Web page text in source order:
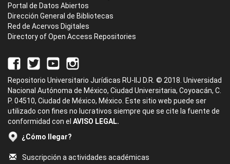
Portal de Datos Abiertos
Dirección General de Bibliotecas
Red de Acervos Digitales
Directory of Open Access Repositories
Repositorio Universitario Jurídicas RU-IIJ D.R. © 2018. Universidad
Nacional Autónoma de México, Ciudad Universitaria, Coyoacán, C.
P. 04510, Ciudad de México, México. Este sitio web puede ser
utilizado con fines no lucrativos siempre que se cite la fuente de
conformidad con el AVISO LEGAL.
¿Cómo llegar?
Suscripción a actividades académicas